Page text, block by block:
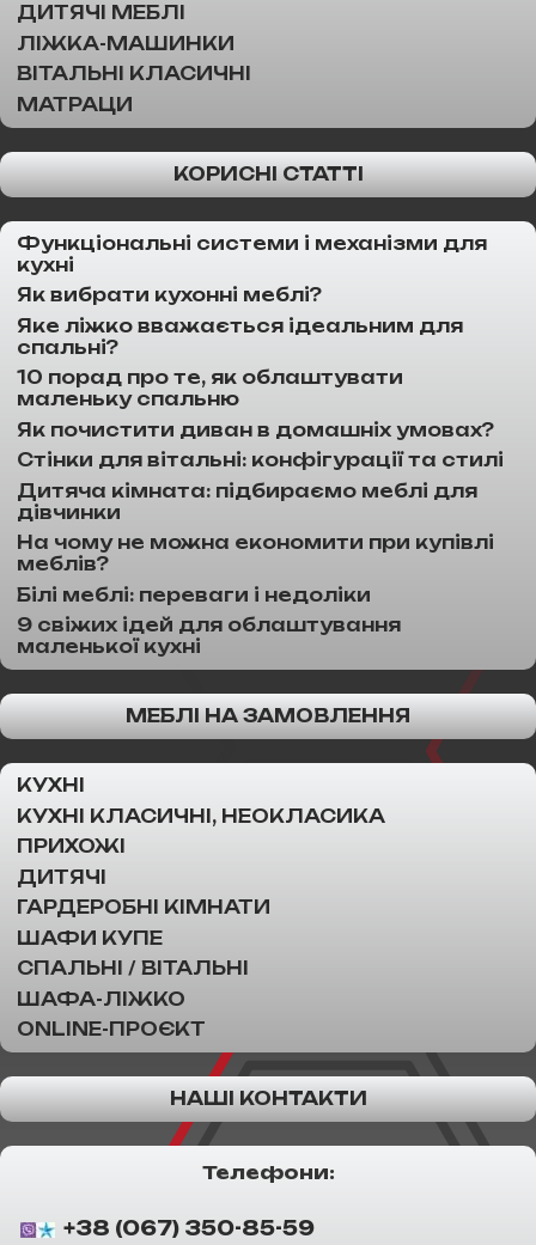
ДИТЯЧІ МЕБЛІ
ЛІЖКА-МАШИНКИ
ВІТАЛЬНІ КЛАСИЧНІ
МАТРАЦИ
КОРИСНІ СТАТТІ
Функціональні системи і механізми для
кухні
Як вибрати кухонні меблі?
Яке ліжко вважається ідеальним для
спальні?
10 порад про те, як облаштувати
маленьку спальню
Як почистити диван в домашніх умовах?
Стінки для вітальні: конфігурації та стилі
Дитяча кімната: підбираємо меблі для
дівчинки
На чому не можна економити при купівлі
меблів?
Білі меблі: переваги і недоліки
9 свіжих ідей для облаштування
маленької кухні
МЕБЛІ НА ЗАМОВЛЕННЯ
КУХНІ
КУХНІ КЛАСИЧНІ, НЕОКЛАСИКА
ПРИХОЖІ
ДИТЯЧІ
ГАРДЕРОБНІ КІМНАТИ
ШАФИ КУПЕ
СПАЛЬНІ / ВІТАЛЬНІ
ШАФА-ЛІЖКО
ONLINE-ПРОЄКТ
НАШІ КОНТАКТИ
Телефони:
+38 (067) 350-85-59